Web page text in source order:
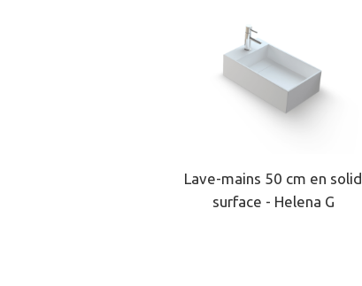
Lave-mains 50 cm en solid
surface - Helena G